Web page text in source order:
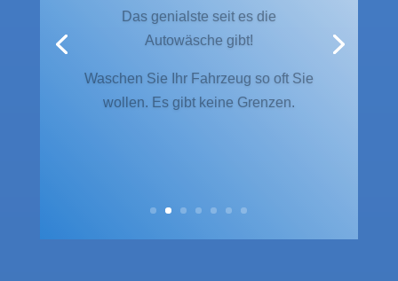
Wahl!
Sie entscheiden, welches
Die gesamte Angebotspalette steht
auch als Flatrate für Sie zur